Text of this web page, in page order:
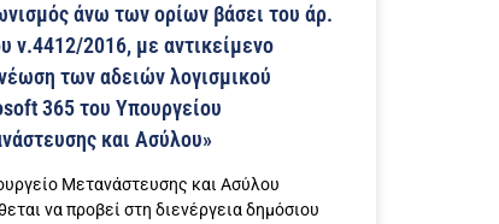
άνω των ορίων βάσει του άρ.
ν.4412/2016, με αντικείμενο
των αδειών λογισμικού
365 του Υπουργείου
και Ασύλου»
Μετανάστευσης και Ασύλου
να προβεί στη διενέργεια δημόσιου